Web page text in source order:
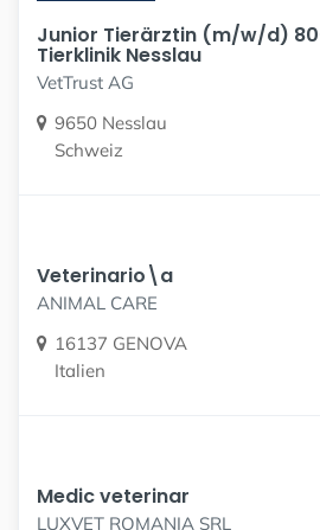
Junior Tierärztin (m/w/d)
Tierklinik Nesslau
VetTrust AG
9650 Nesslau
Schweiz
Veterinario\a
ANIMAL CARE
16137 GENOVA
Italien
Medic veterinar
LUXVET ROMANIA SRL